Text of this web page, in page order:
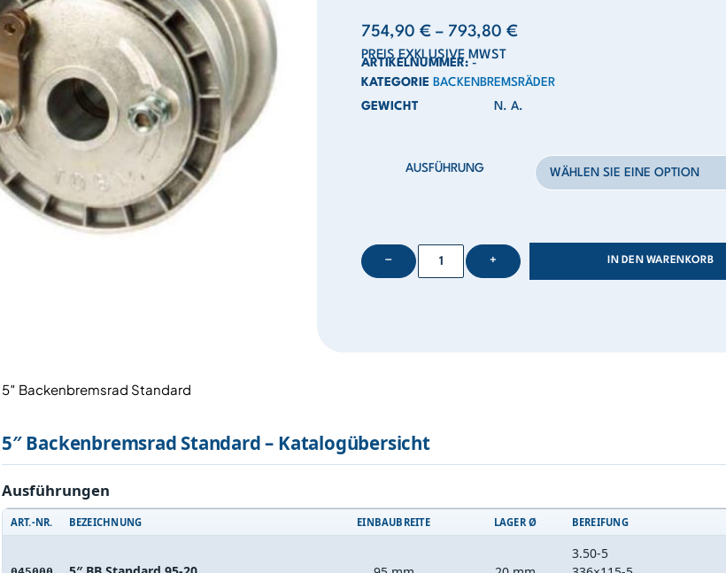
754,90 € – 793,80 €
PREIS EXKLUSIVE MWST
ARTIKELNUMMER: -
KATEGORIE BACKENBREMSRÄDER
GEWICHT
N. A.
AUSFÜHRUNG
− + IN DEN WARENKORB
5″ Backenbremsrad Standard
5″ Backenbremsrad Standard – Katalogübersicht
Ausführungen
ART.-NR. BEZEICHNUNG EINBAUBREITE LAGER Ø BEREIFUNG
3.50-5